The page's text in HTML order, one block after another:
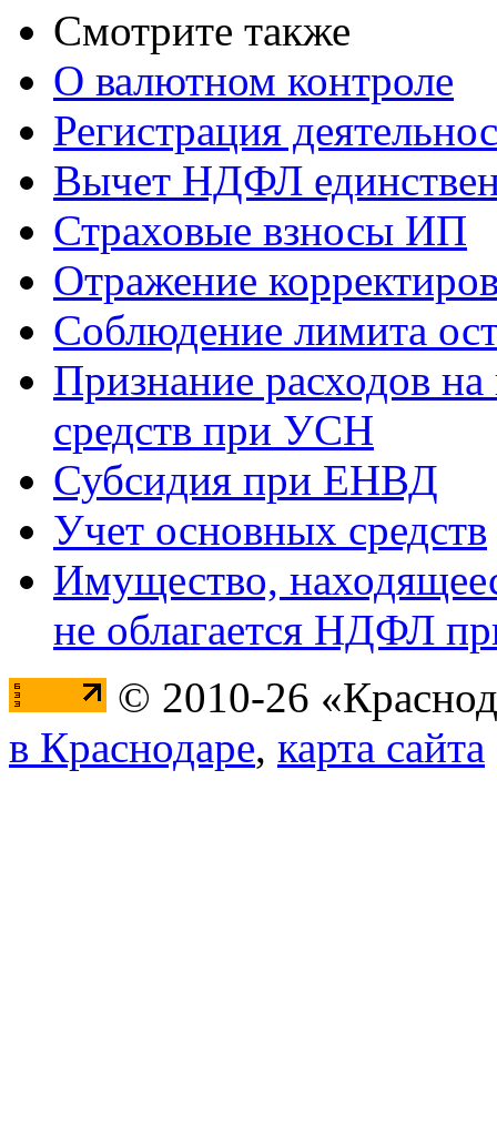
Смотрите также
О валютном контроле
Регистрация
Вычет НДФЛ
Страховые взносы ИП
Отражение
Соблюдение лимита
Признание расходов
средств при УСН
Субсидия при ЕНВД
Учет основных средств
Имущество,
не облагается НДФЛ
© 2010-26
в Краснодаре, карта сайта